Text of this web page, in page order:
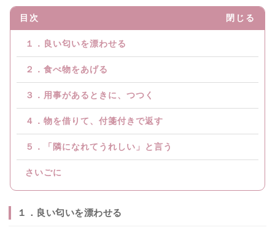
目次 閉じる
１．良い匂いを漂わせる
２．食べ物をあげる
３．用事があるときに、つつく
４．物を借りて、付箋付きで返す
５．「隣になれてうれしい」と言う
さいごに
１．良い匂いを漂わせる